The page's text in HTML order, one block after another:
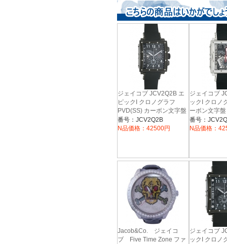
ジェイコブ JCV2Q2B エ
ピックI クロノグラフ
PVD(SS) カーボン文字盤
自動巻 ラバー
番号：JCV2Q2B
N品価格：42500円
ジェイコブ
ックI クロノ
ーボン文字
ー
番号：
N品価格：
Jacob&Co. ジェイコ
ブ Five Time Zone ファ
ジェイコブ
ックI クロノ